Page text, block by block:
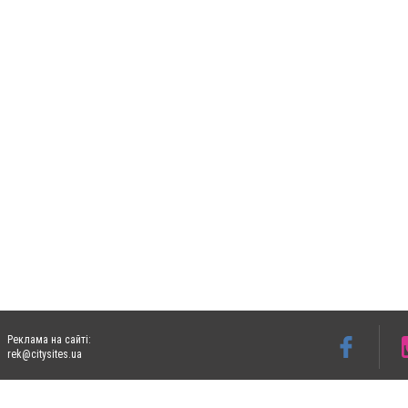
Реклама на сайті:
rek@citysites.ua